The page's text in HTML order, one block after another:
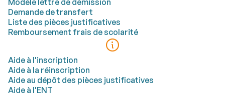
Modèle lettre de démission
Demande de transfert
Liste des pièces justificatives
Remboursement frais de scolarité
Aide à l'inscription
Aide à la réinscription
Aide au dépôt des pièces justificatives
Aide à l'ENT